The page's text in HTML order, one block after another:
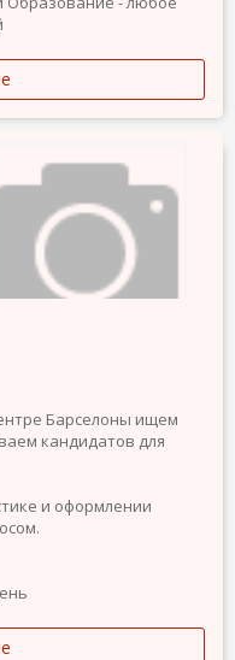
Барселоны ищем
кандидатов для
и оформлении